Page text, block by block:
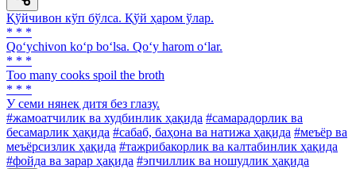
Қўйчивон кўп бўлса. Қўй ҳаром ўлар.
* * *
Qo‘ychivon ko‘p bo‘lsa. Qo‘y harom o‘lar.
* * *
Too many cooks spoil the broth
* * *
У семи нянек дитя без глазу.
#жамоатчилик ва худбинлик ҳақида #самарадорлик ва
бесамарлик ҳақида #сабаб, баҳона ва натижа ҳақида #меъёр ва
меъёрсизлик ҳақида #тажрибакорлик ва калтабинлик ҳақида
#фойда ва зарар ҳақида #эпчиллик ва ношудлик ҳақида